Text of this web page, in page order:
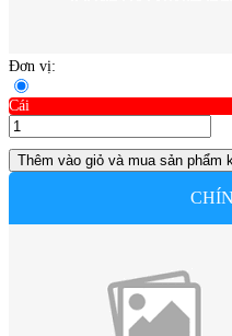
Đơn vị:
Cái
Thêm vào giỏ và mua sản phẩm